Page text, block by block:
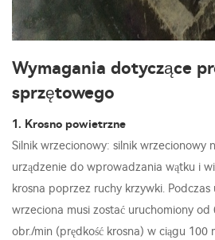
Wymagania dotyczące
sprzętowego
1. Krosno powietrzne
Silnik wrzecionowy: silnik wrzecionowy
urządzenie do wprowadzania wątku i
krosna poprzez ruchy krzywki. Podczas
wrzeciona musi zostać uruchomiony od
obr./min (prędkość krosna) w ciągu